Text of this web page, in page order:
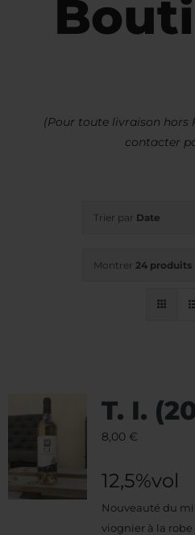
(Pour toute livraison hors
contacter
Trier par Date
Montrer 24 produits
T. I.
8,00 €
12,5%vol
Nouveauté du
viognier à la